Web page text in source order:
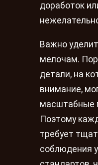
доработок
Важно
мелочам.
детали, на
внимание,
масштабные
Поэтому
требует
соблюдения